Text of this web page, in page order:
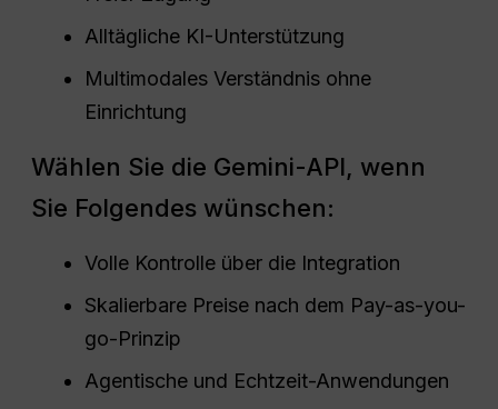
Alltägliche KI-Unterstützung
Multimodales Verständnis ohne
Einrichtung
Wählen Sie die Gemini-API, wenn
Sie Folgendes wünschen:
Volle Kontrolle über die Integration
Skalierbare Preise nach dem Pay-as-you-
go-Prinzip
Agentische und Echtzeit-Anwendungen